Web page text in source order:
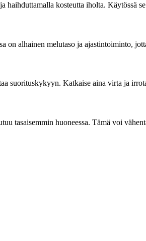
kosteutta iholta. Käytössä
alhainen melutaso ja ajastintoiminto,
suorituskykyyn. Katkaise aina virta ja
tasaisemmin huoneessa. Tämä voi